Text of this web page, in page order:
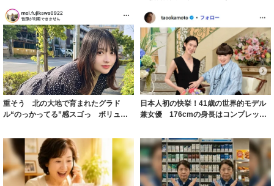
重そう 北の大地で育まれたグラド
ル“のっかってる”感スゴっ ボリュー
日本人初の快挙！41歳の世界的モデル
兼女優 176cmの身長はコンプレック